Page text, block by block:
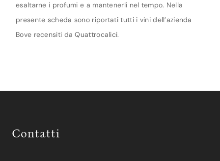
esaltarne i profumi e a mantenerli nel tempo. Nella
presente scheda sono riportati tutti i vini dell’azienda
Bove recensiti da Quattrocalici.
Contatti